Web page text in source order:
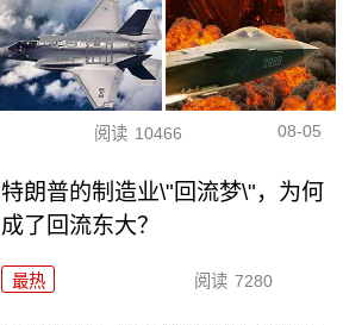
阅读 10466 08-05
特朗普的制造业\"回流梦\"，为何
成了回流东大？
最热 阅读 7280